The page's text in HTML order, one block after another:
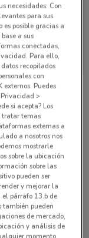
necesidades: Con
para sus
es posible gracias a
a sus
conectadas,
Para ello,
recopilados
con
externos. Puedes
>
si acepta? Los
tratar temas
externas a
a nosotros nos
mostrarle
sobre la ubicación
sobre las
pueden ser
y mejorar la
párrafo 13.b de
también pueden
de mercado,
y análisis de
momento